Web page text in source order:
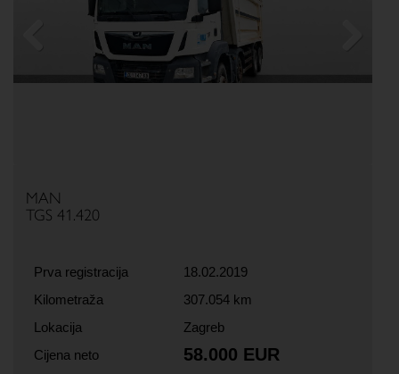
MAN
TGS 41.420
Prva registracija
18.02.2019
Kilometraža
307.054 km
Lokacija
Zagreb
Cijena neto
58.000 EUR